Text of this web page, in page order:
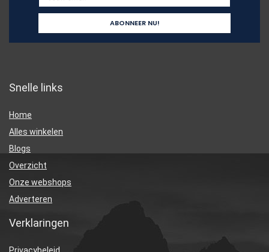
Snelle links
Home
Alles winkelen
Blogs
Overzicht
Onze webshops
Adverteren
Verklaringen